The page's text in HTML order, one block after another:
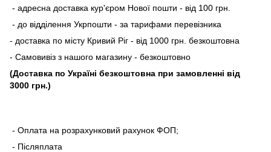
- адресна доставка кур'єром Нової пошти - від 100 грн.
- до відділення Укрпошти - за тарифами перевізника
- доставка по місту Кривий Ріг - від 1000 грн. безкоштовна
- Самовивіз з нашого магазину - безкоштовно
(Доставка по Україні безкоштовна при замовленні від
3000 грн.)
- Оплата на розрахунковий рахунок ФОП;
- Післяплата